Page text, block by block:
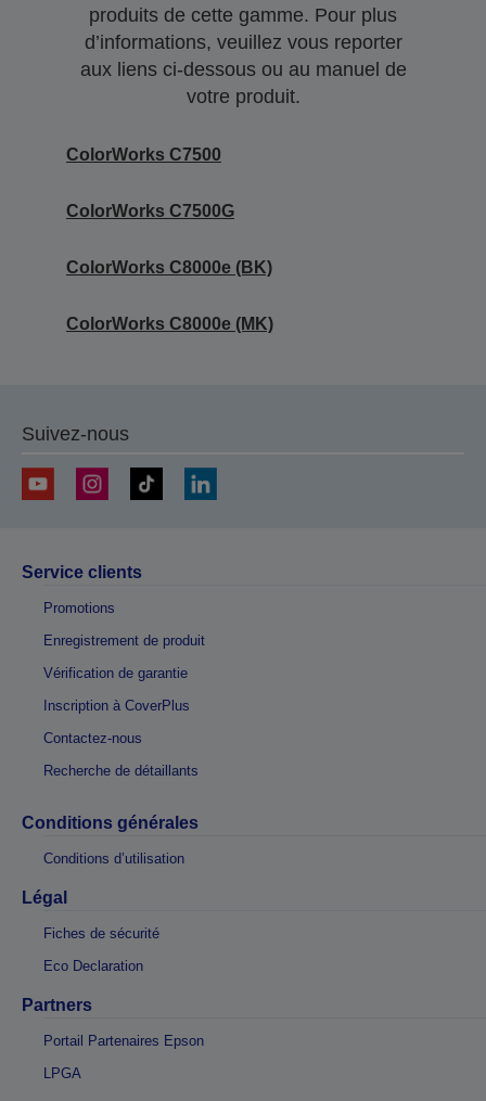
produits de cette gamme. Pour plus
d’informations, veuillez vous reporter
aux liens ci-dessous ou au manuel de
votre produit.
ColorWorks C7500
ColorWorks C7500G
ColorWorks C8000e (BK)
ColorWorks C8000e (MK)
Suivez-nous
Service clients
Promotions
Enregistrement de produit
Vérification de garantie
Inscription à CoverPlus
Contactez-nous
Recherche de détaillants
Conditions générales
Conditions d’utilisation
Légal
Fiches de sécurité
Eco Declaration
Partners
Portail Partenaires Epson
LPGA